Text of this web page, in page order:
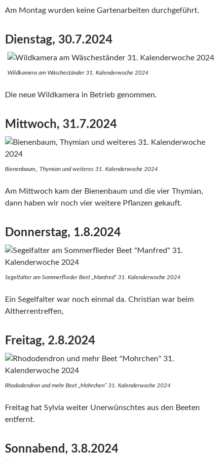
Am Montag wurden keine Gartenarbeiten durchgeführt.
Dienstag, 30.7.2024
Wildkamera am Wäscheständer 31. Kalenderwoche 2024
Die neue Wildkamera in Betrieb genommen.
Mittwoch, 31.7.2024
Bienenbaum,, Thymian und weiteres 31. Kalenderwoche 2024
Am Mittwoch kam der Bienenbaum und die vier Thymian,
dann haben wir noch vier weitere Pflanzen gekauft.
Donnerstag, 1.8.2024
Segelfalter am Sommerflieder Beet „Manfred“ 31. Kalenderwoche 2024
Ein Segelfalter war noch einmal da. Christian war beim
Altherrentreffen,
Freitag, 2.8.2024
Rhododendron und mehr Beet „Mohrchen“ 31. Kalenderwoche 2024
Freitag hat Sylvia weiter Unerwünschtes aus den Beeten
entfernt.
Sonnabend, 3.8.2024